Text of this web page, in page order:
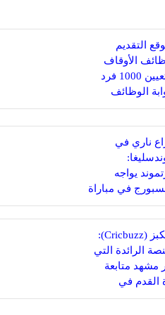
التقديم
الأوقاف
لتعيين 1000 فرد
الوظائف
ناري في
يواجه
في مباراة
كريكبز (Cricbuzz):
الرائدة التي
مشهد متابعة
القدم في